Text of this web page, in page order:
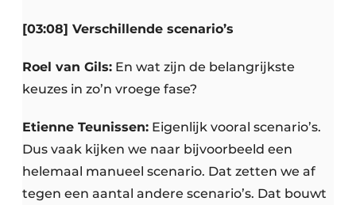
[03:08] Verschillende scenario’s
Roel van Gils: En wat zijn de belangrijkste
keuzes in zo’n vroege fase?
Etienne Teunissen: Eigenlijk vooral scenario’s.
Dus vaak kijken we naar bijvoorbeeld een
helemaal manueel scenario. Dat zetten we af
tegen een aantal andere scenario’s. Dat bouwt